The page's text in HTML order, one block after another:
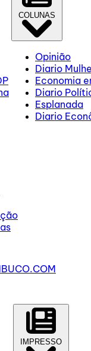
COLUNAS
Opinião
Diario
Economia
Diario
Esplanada
Diario
IMPRESSO